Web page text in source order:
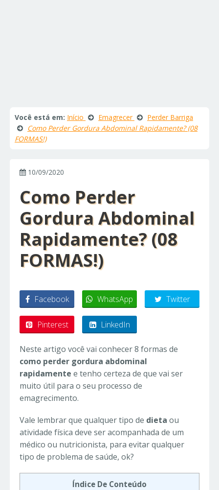
Você está em: Início Emagrecer
Perder Barriga
Como Perder Gordura Abdominal Rapidamente? (08
FORMAS!)
10/09/2020
Como Perder
Gordura Abdominal
Rapidamente? (08
FORMAS!)
Facebook WhatsApp Twitter
Pinterest LinkedIn
Neste artigo você vai conhecer 8 formas de
como perder gordura abdominal
rapidamente e tenho certeza de que vai ser
muito útil para o seu processo de
emagrecimento.
Vale lembrar que qualquer tipo de dieta ou
atividade física deve ser acompanhada de um
médico ou nutricionista, para evitar qualquer
tipo de problema de saúde, ok?
Índice De Conteúdo